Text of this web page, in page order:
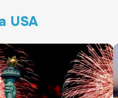
USA